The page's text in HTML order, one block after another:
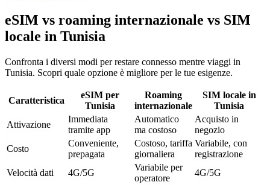
eSIM vs roaming internazionale vs SIM
locale in Tunisia
Confronta i diversi modi per restare connesso mentre viaggi in
Tunisia. Scopri quale opzione è migliore per le tue esigenze.
Caratteristica
eSIM per
Tunisia
Roaming
internazionale
SIM locale in
Tunisia
Attivazione
Immediata
tramite app
Automatico
ma costoso
Acquisto in
negozio
Costo
Conveniente,
prepagata
Costoso, tariffa
giornaliera
Variabile, con
registrazione
Velocità dati
4G/5G
Variabile per
operatore
4G/5G